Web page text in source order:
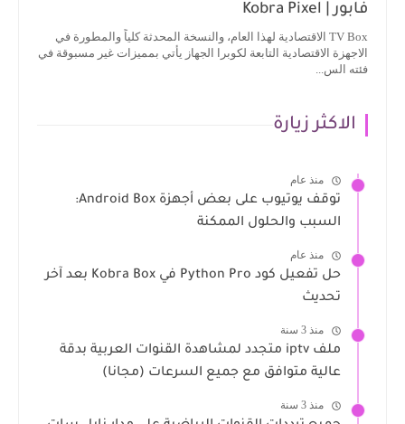
فابور | Kobra Pixel
TV Box الاقتصادية لهذا العام، والنسخة المحدثة كلياً والمطورة في
الاجهزة الاقتصادية التابعة لكوبرا الجهاز يأتي بمميزات غير مسبوقة في
فئته الس...
الاكثر زيارة
منذ عام
توقف يوتيوب على بعض أجهزة Android Box:
السبب والحلول الممكنة
منذ عام
حل تفعيل كود Python Pro في Kobra Box بعد آخر
تحديث
منذ 3 سنة
ملف iptv متجدد لمشاهدة القنوات العربية بدقة
عالية متوافق مع جميع السرعات (مجانا)
منذ 3 سنة